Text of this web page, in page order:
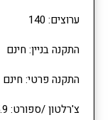
ערוצים: 140
התקנה בניין: חינם
התקנה פרטי: חינם
צ'רלטון /ספורט: 85.9